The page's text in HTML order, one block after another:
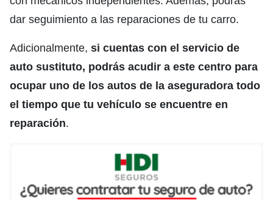
dar seguimiento a las reparaciones de tu carro.
Adicionalmente, si cuentas con el servicio de
auto sustituto, podrás acudir a este centro para
ocupar uno de los autos de la aseguradora todo
el tiempo que tu vehículo se encuentre en
reparación.